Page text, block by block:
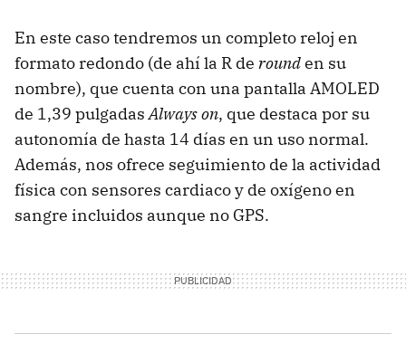
En este caso tendremos un completo reloj en
formato redondo (de ahí la R de rounden su
nombre), que cuenta con una pantalla AMOLED
de 1,39 pulgadasAlways on, que destaca por su
autonomía de hasta 14 días en un uso normal.
Además, nos ofrece seguimiento de la actividad
física con sensores cardiaco y de oxígeno en
sangre incluidos aunque no GPS.